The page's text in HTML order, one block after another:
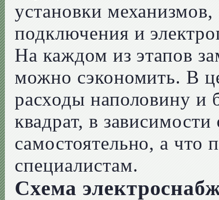
установки механизмов,
подключения и
На каждом из этапов
можно сэкономить. В
расходы наполовину и
квадрат, в
самостоятельно, а что
специалистам.
Схема